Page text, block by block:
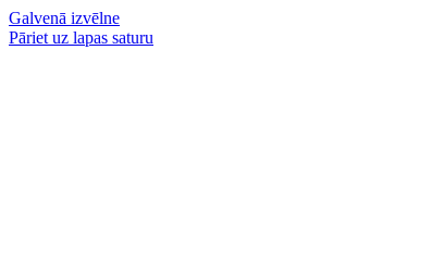
Galvenā izvēlne
Pāriet uz lapas saturu